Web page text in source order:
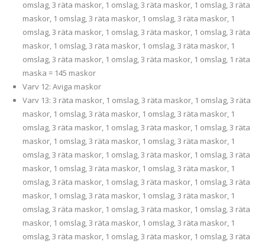
omslag, 3 räta maskor, 1 omslag, 3 räta maskor, 1 omslag, 3 räta
maskor, 1 omslag, 3 räta maskor, 1 omslag, 3 räta maskor, 1
omslag, 3 räta maskor, 1 omslag, 3 räta maskor, 1 omslag, 3 räta
maskor, 1 omslag, 3 räta maskor, 1 omslag, 3 räta maskor, 1
omslag, 3 räta maskor, 1 omslag, 3 räta maskor, 1 omslag, 1 räta
maska = 145 maskor
Varv 12: Aviga maskor
Varv 13: 3 räta maskor, 1 omslag, 3 räta maskor, 1 omslag, 3 räta
maskor, 1 omslag, 3 räta maskor, 1 omslag, 3 räta maskor, 1
omslag, 3 räta maskor, 1 omslag, 3 räta maskor, 1 omslag, 3 räta
maskor, 1 omslag, 3 räta maskor, 1 omslag, 3 räta maskor, 1
omslag, 3 räta maskor, 1 omslag, 3 räta maskor, 1 omslag, 3 räta
maskor, 1 omslag, 3 räta maskor, 1 omslag, 3 räta maskor, 1
omslag, 3 räta maskor, 1 omslag, 3 räta maskor, 1 omslag, 3 räta
maskor, 1 omslag, 3 räta maskor, 1 omslag, 3 räta maskor, 1
omslag, 3 räta maskor, 1 omslag, 3 räta maskor, 1 omslag, 3 räta
maskor, 1 omslag, 3 räta maskor, 1 omslag, 3 räta maskor, 1
omslag, 3 räta maskor, 1 omslag, 3 räta maskor, 1 omslag, 3 räta